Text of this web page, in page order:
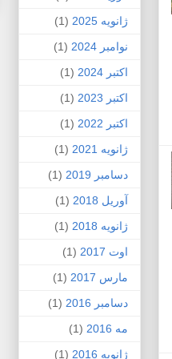
ژانویه 2025
(1)
نوامبر 2024
(1)
اکتبر 2024
(1)
اکتبر 2023
(1)
اکتبر 2022
(1)
ژانویه 2021
(1)
دسامبر 2019
(1)
آوریل 2018
(1)
ژانویه 2018
(1)
اوت 2017
(1)
مارس 2017
(1)
دسامبر 2016
(1)
مه 2016
(1)
ژانویه 2016
(1)